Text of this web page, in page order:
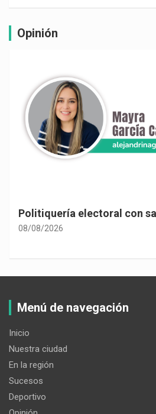
Opinión
Politiquería electoral con
08/08/2026
Menú de navegación
Inicio
Nuestra ciudad
En la región
Sucesos
Deportivo